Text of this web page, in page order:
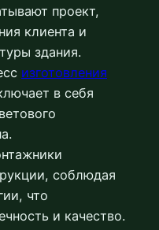
проект,
клиента и
здания.
изготовления
в себя
соблюдая
что
и качество.